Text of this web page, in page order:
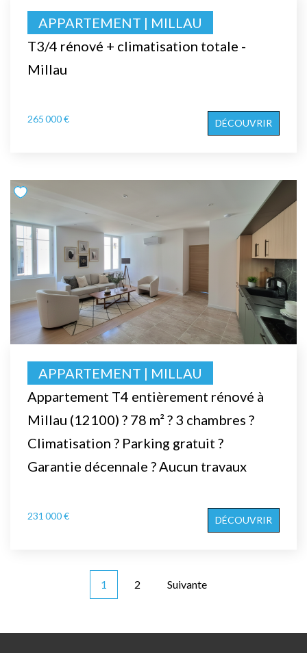
T3/4 rénové + climatisation totale -
Millau
APPARTEMENT | MILLAU
265 000 € DÉCOUVRIR
Appartement T4 entièrement rénové à
Millau (12100) ? 78 m² ? 3 chambres ?
Climatisation ? Parking gratuit ?
Garantie décennale ? Aucun travaux
APPARTEMENT | MILLAU
231 000 € DÉCOUVRIR
1 2 Suivante